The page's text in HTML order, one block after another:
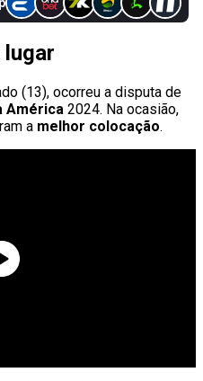
lugar
(13), ocorreu a disputa de
América 2024. Na ocasião,
a melhor colocação.